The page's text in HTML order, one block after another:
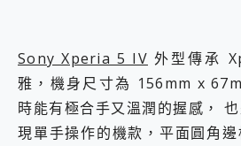
Sony Xperia 5 IV 外型傳承
雅，機身尺寸為 156mm x
時能有極合手又溫潤的握感，
現單手操作的機款，平面圓角